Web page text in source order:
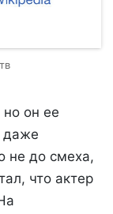
но он ее
даже
не до смеха,
что актер